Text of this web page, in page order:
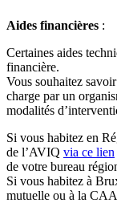
Aides financières :
Certaines aides
financière.
Vous souhaitez
charge par un
modalités
Si vous habitez en
de l’AVIQ via ce lien
de votre bureau
Si vous habitez à
mutuelle ou à la